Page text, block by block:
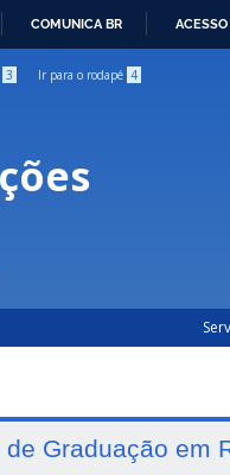
COMUNICA BR
3 Ir para o rodapé 4
de Graduação em